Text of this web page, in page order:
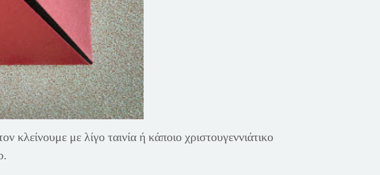
με λίγο ταινία ή κάποιο χριστουγεννιάτικο